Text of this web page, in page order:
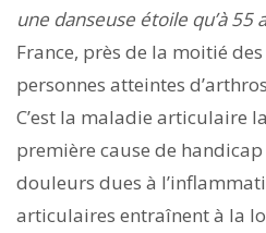
une danseuse étoile qu’à 55
France, près de la moitié
personnes atteintes
C’est la maladie articulaire
première cause de
douleurs dues à
articulaires entraînent à la